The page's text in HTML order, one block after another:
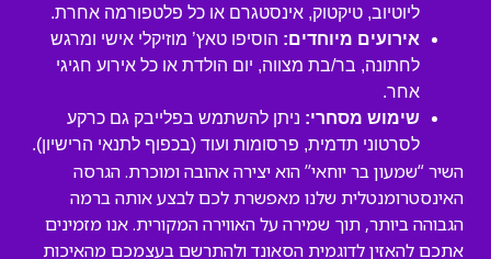
ליוטיוב, טיקטוק, אינסטגרם או כל פלטפורמה אחרת.
אירועים מיוחדים: הוסיפו טאץ’ מוזיקלי אישי ומרגש
לחתונה, בר/בת מצווה, יום הולדת או כל אירוע חגיגי
אחר.
שימוש מסחרי: ניתן להשתמש בפלייבק גם כרקע
לסרטוני תדמית, פרסומות ועוד (בכפוף לתנאי הרישיון).
השיר “שמעון בר יוחאי” הוא יצירה אהובה ומוכרת. הגרסה
האינסטרומנטלית שלנו מאפשרת לכם לבצע אותה ברמה
הגבוהה ביותר, תוך שמירה על האווירה המקורית. אנו מזמינים
אתכם להאזין לדוגמית הסאונד ולהתרשם בעצמכם מהאיכות